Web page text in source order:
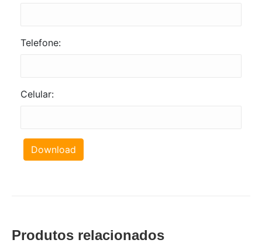
Telefone:
Celular:
Download
Produtos relacionados